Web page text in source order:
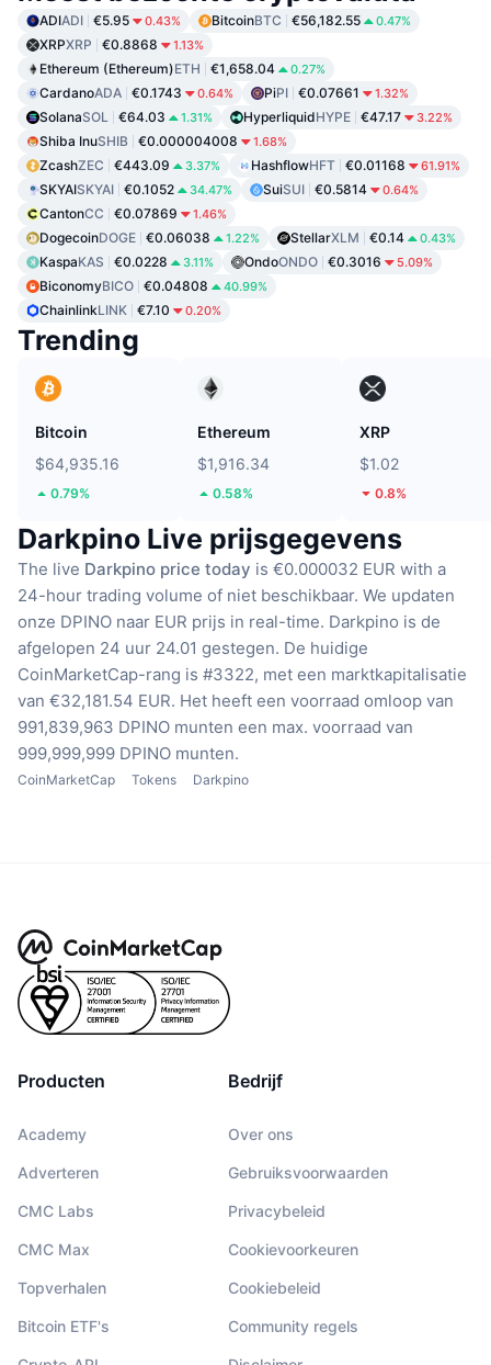
ADIADI €5.95 0.43% BitcoinBTC €56,182.55 0.47%
XRPXRP €0.8868 1.13%
Ethereum (Ethereum)ETH €1,658.04 0.27%
CardanoADA €0.1743 0.64% PiPI €0.07661 1.32%
SolanaSOL €64.03 1.31% HyperliquidHYPE €47.17 3.22%
Shiba InuSHIB €0.000004008 1.68%
ZcashZEC €443.09 3.37% HashflowHFT €0.01168 61.91%
SKYAISKYAI €0.1052 34.47% SuiSUI €0.5814 0.64%
CantonCC €0.07869 1.46%
DogecoinDOGE €0.06038 1.22% StellarXLM €0.14 0.43%
KaspaKAS €0.0228 3.11% OndoONDO €0.3016 5.09%
BiconomyBICO €0.04808 40.99%
ChainlinkLINK €7.10 0.20%
Trending
Bitcoin
$64,935.16
0.79%
Ethereum
$1,916.34
0.58%
XRP
$1.02
0.8%
Darkpino Live prijsgegevens
The live Darkpino price today is €0.000032 EUR with a
24-hour trading volume of niet beschikbaar. We updaten
onze DPINO naar EUR prijs in real-time. Darkpino is de
afgelopen 24 uur 24.01 gestegen. De huidige
CoinMarketCap-rang is #3322, met een marktkapitalisatie
van €32,181.54 EUR. Het heeft een voorraad omloop van
991,839,963 DPINO munten een max. voorraad van
999,999,999 DPINO munten.
CoinMarketCap Tokens Darkpino
Producten
Academy
Adverteren
CMC Labs
CMC Max
Topverhalen
Bitcoin ETF's
Bedrijf
Over ons
Gebruiksvoorwaarden
Privacybeleid
Cookievoorkeuren
Cookiebeleid
Community regels